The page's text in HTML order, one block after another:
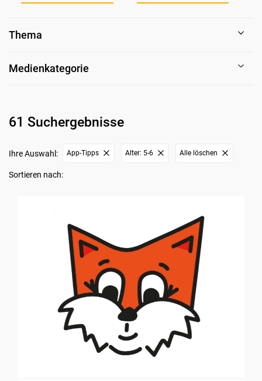
Thema
Medienkategorie
61 Suchergebnisse
Ihre Auswahl: App-Tipps Alter: 5-6 Alle löschen
Sortieren nach: